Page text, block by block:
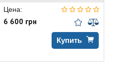
Цена:
6 600 грн
Купить